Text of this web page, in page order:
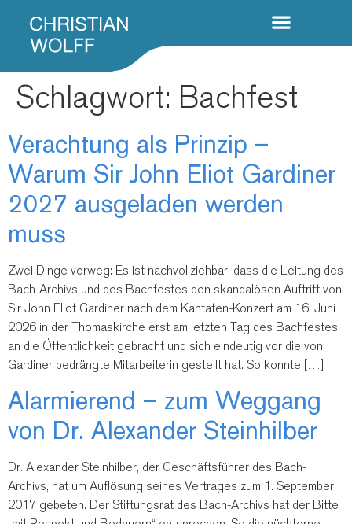
Schlagwort: Bachfest
Verachtung als Prinzip –
Warum Sir John Eliot Gardiner
2027 ausgeladen werden
muss
Zwei Dinge vorweg: Es ist nachvollziehbar, dass die Leitung des
Bach-Archivs und des Bachfestes den skandalösen Auftritt von
Sir John Eliot Gardiner nach dem Kantaten-Konzert am 16. Juni
2026 in der Thomaskirche erst am letzten Tag des Bachfestes
an die Öffentlichkeit gebracht und sich eindeutig vor die von
Gardiner bedrängte Mitarbeiterin gestellt hat. So konnte […]
Alarmierend – zum Weggang
von Dr. Alexander Steinhilber
Dr. Alexander Steinhilber, der Geschäftsführer des Bach-
Archivs, hat um Auflösung seines Vertrages zum 1. September
2017 gebeten. Der Stiftungsrat des Bach-Archivs hat der Bitte